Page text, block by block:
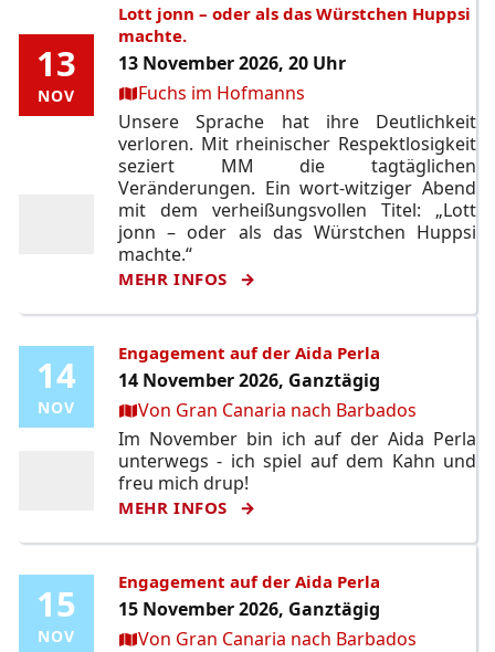
13
NOV
13
NOV
Lott jonn – oder als das Würstchen Huppsi
machte.
13 November 2026, 20 Uhr
Ort:Fuchs im Hofmanns
Unsere Sprache hat ihre Deutlichkeit
verloren. Mit rheinischer Respektlosigkeit
seziert MM die tagtäglichen
Veränderungen. Ein wort-witziger Abend
mit dem verheißungsvollen Titel: „Lott
jonn – oder als das Würstchen Huppsi
machte.“
MEHR INFOS
14
NOV
14
NOV
Engagement auf der Aida Perla
14 November 2026, Ganztägig
Ort:Von Gran Canaria nach Barbados
Im November bin ich auf der Aida Perla
unterwegs - ich spiel auf dem Kahn und
freu mich drup!
MEHR INFOS
15
NOV
15
NOV
Engagement auf der Aida Perla
15 November 2026, Ganztägig
Ort:Von Gran Canaria nach Barbados